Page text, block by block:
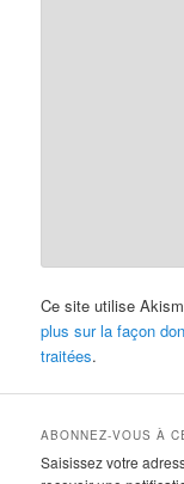
Ce site utilise
plus sur la façon
traitées.
ABONNEZ-VOUS À
Saisissez votre